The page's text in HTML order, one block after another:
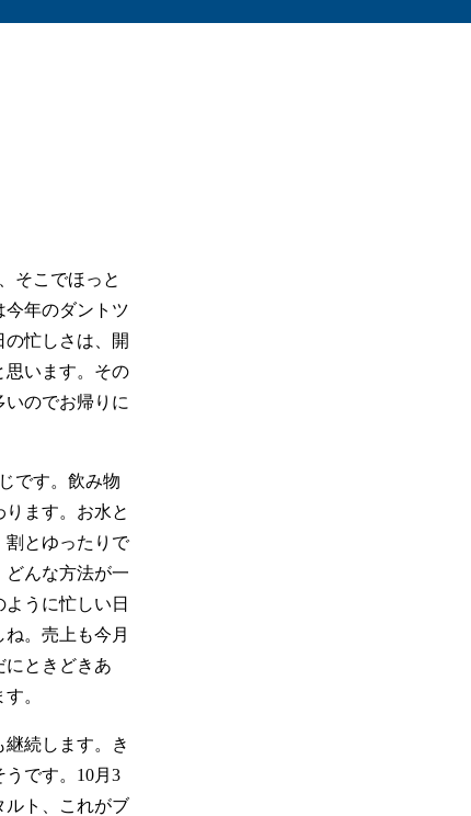
そこでほっと
今年のダントツ
忙しさは、開
思います。その
のでお帰りに
です。飲み物
ます。お水と
割とゆったりで
どんな方法が一
うに忙しい日
。売上も今月
にときどきあ
。
続します。き
です。10月3
ルト、これがブ